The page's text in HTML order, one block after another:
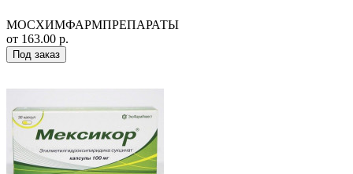
МОСХИМФАРМПРЕПАРАТЫ
от 163.00 р.
Под заказ